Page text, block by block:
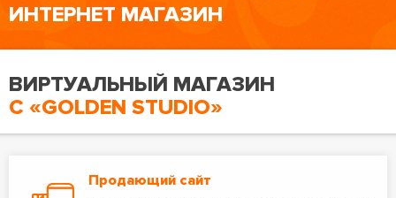
ИНТЕРНЕТ МАГАЗИН
ВИРТУАЛЬНЫЙ МАГАЗИН
С «GOLDEN STUDIO»
Продающий сайт